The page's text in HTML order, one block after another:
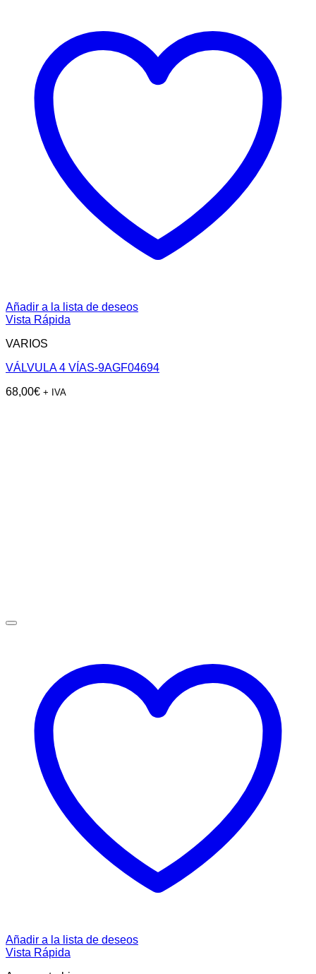
Añadir a la lista de deseos
Vista Rápida
VARIOS
VÁLVULA 4 VÍAS-9AGF04694
68,00€ + IVA
Añadir a la lista de deseos
Vista Rápida